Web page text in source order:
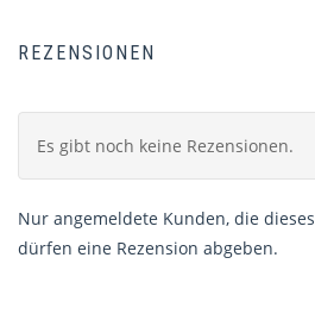
REZENSIONEN
Es gibt noch keine Rezensionen.
Nur angemeldete Kunden, die
dürfen eine Rezension abgeben.